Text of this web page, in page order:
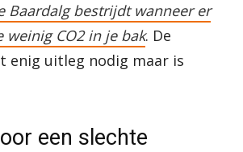
Baardalg bestrijdt wanneer er
weinig CO2 in je bak. De
enig uitleg nodig maar is
een slechte